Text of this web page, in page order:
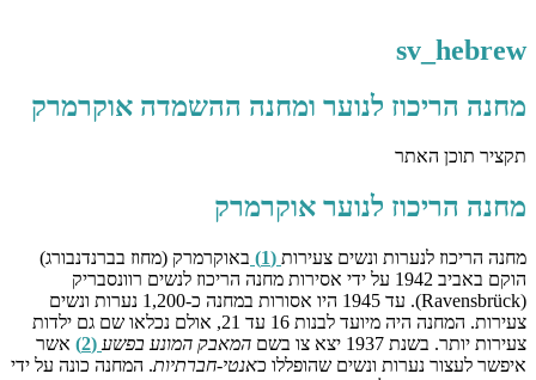
sv_hebrew
מחנה הריכוז לנוער ומחנה ההשמדה אוקרמרק
תקציר תוכן האתר
מחנה הריכוז לנוער אוקרמרק
מחנה הריכוז לנערות ונשים צעירות (1)
באוקרמרק (מחוז בברנדנבורג)
הוקם באביב 1942 על ידי אסירות מחנה הריכוז לנשים רוונסבריק
(Ravensbrück). עד 1945 היו אסורות במחנה כ-1,200 נערות ונשים
צעירות. המחנה היה מיועד לבנות 16 עד 21, אולם נכלאו שם גם ילדות
צעירות יותר. בשנת 1937 יצא צו בשם
המאבק המונע בפשע (2)
אשר
איפשר לעצור נערות ונשים שהופללו כאנטי-חברתיות. המחנה כונה על ידי